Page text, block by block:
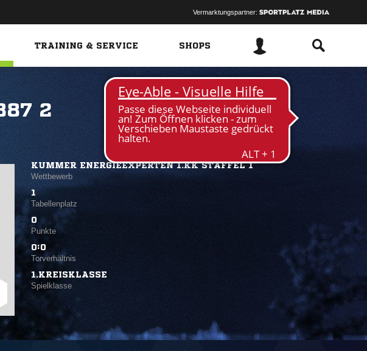
Vermarktungspartner:
TRAINING & SERVICE SHOPS
2
KUMMER ENERGIEEXPERTEN 1.KK STAFFEL 1
Wettbewerb
1
Tabellenplatz
0
Punkte
0:0
Torverhältnis
1.KREISKLASSE
Spielklasse